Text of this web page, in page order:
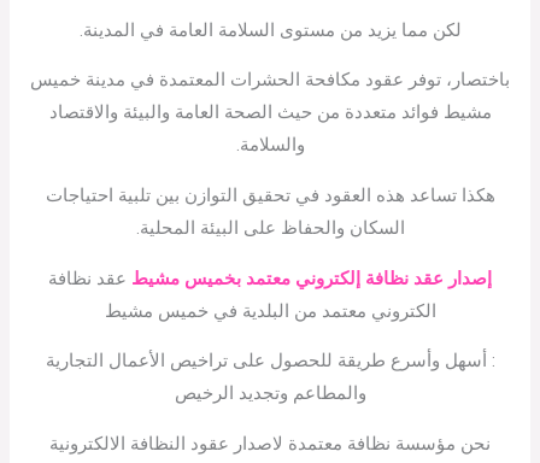
لكن مما يزيد من مستوى السلامة العامة في المدينة.
باختصار، توفر عقود مكافحة الحشرات المعتمدة في مدينة خميس
مشيط فوائد متعددة من حيث الصحة العامة والبيئة والاقتصاد
والسلامة.
هكذا تساعد هذه العقود في تحقيق التوازن بين تلبية احتياجات
السكان والحفاظ على البيئة المحلية.
إصدار عقد نظافة إلكتروني معتمد بخميس مشيط عقد نظافة
الكتروني معتمد من البلدية في خميس مشيط
: أسهل وأسرع طريقة للحصول على تراخيص الأعمال التجارية
والمطاعم وتجديد الرخيص
نحن مؤسسة نظافة معتمدة لاصدار عقود النظافة الالكترونية